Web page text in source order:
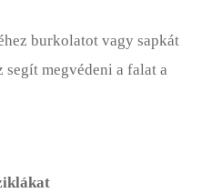
burkolatot vagy sapkát
segít megvédeni a falat a